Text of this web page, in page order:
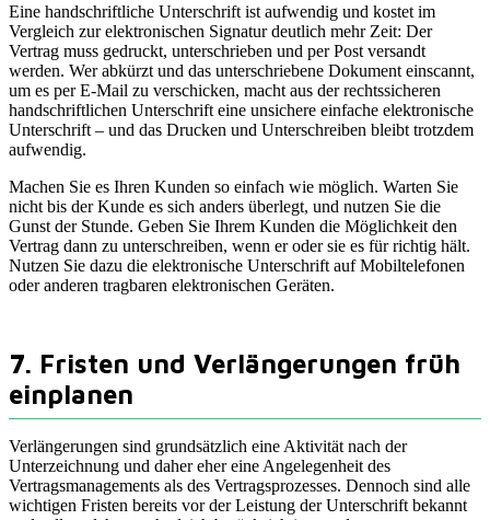
Eine handschriftliche Unterschrift ist aufwendig und kostet im
Vergleich zur elektronischen Signatur deutlich mehr Zeit: Der
Vertrag muss gedruckt, unterschrieben und per Post versandt
werden. Wer abkürzt und das unterschriebene Dokument einscannt,
um es per E-Mail zu verschicken, macht aus der rechtssicheren
handschriftlichen Unterschrift eine unsichere einfache elektronische
Unterschrift – und das Drucken und Unterschreiben bleibt trotzdem
aufwendig.
Machen Sie es Ihren Kunden so einfach wie möglich. Warten Sie
nicht bis der Kunde es sich anders überlegt, und nutzen Sie die
Gunst der Stunde. Geben Sie Ihrem Kunden die Möglichkeit den
Vertrag dann zu unterschreiben, wenn er oder sie es für richtig hält.
Nutzen Sie dazu die elektronische Unterschrift auf Mobiltelefonen
oder anderen tragbaren elektronischen Geräten.
7. Fristen und Verlängerungen früh
einplanen
Verlängerungen sind grundsätzlich eine Aktivität nach der
Unterzeichnung und daher eher eine Angelegenheit des
Vertragsmanagements als des Vertragsprozesses. Dennoch sind alle
wichtigen Fristen bereits vor der Leistung der Unterschrift bekannt